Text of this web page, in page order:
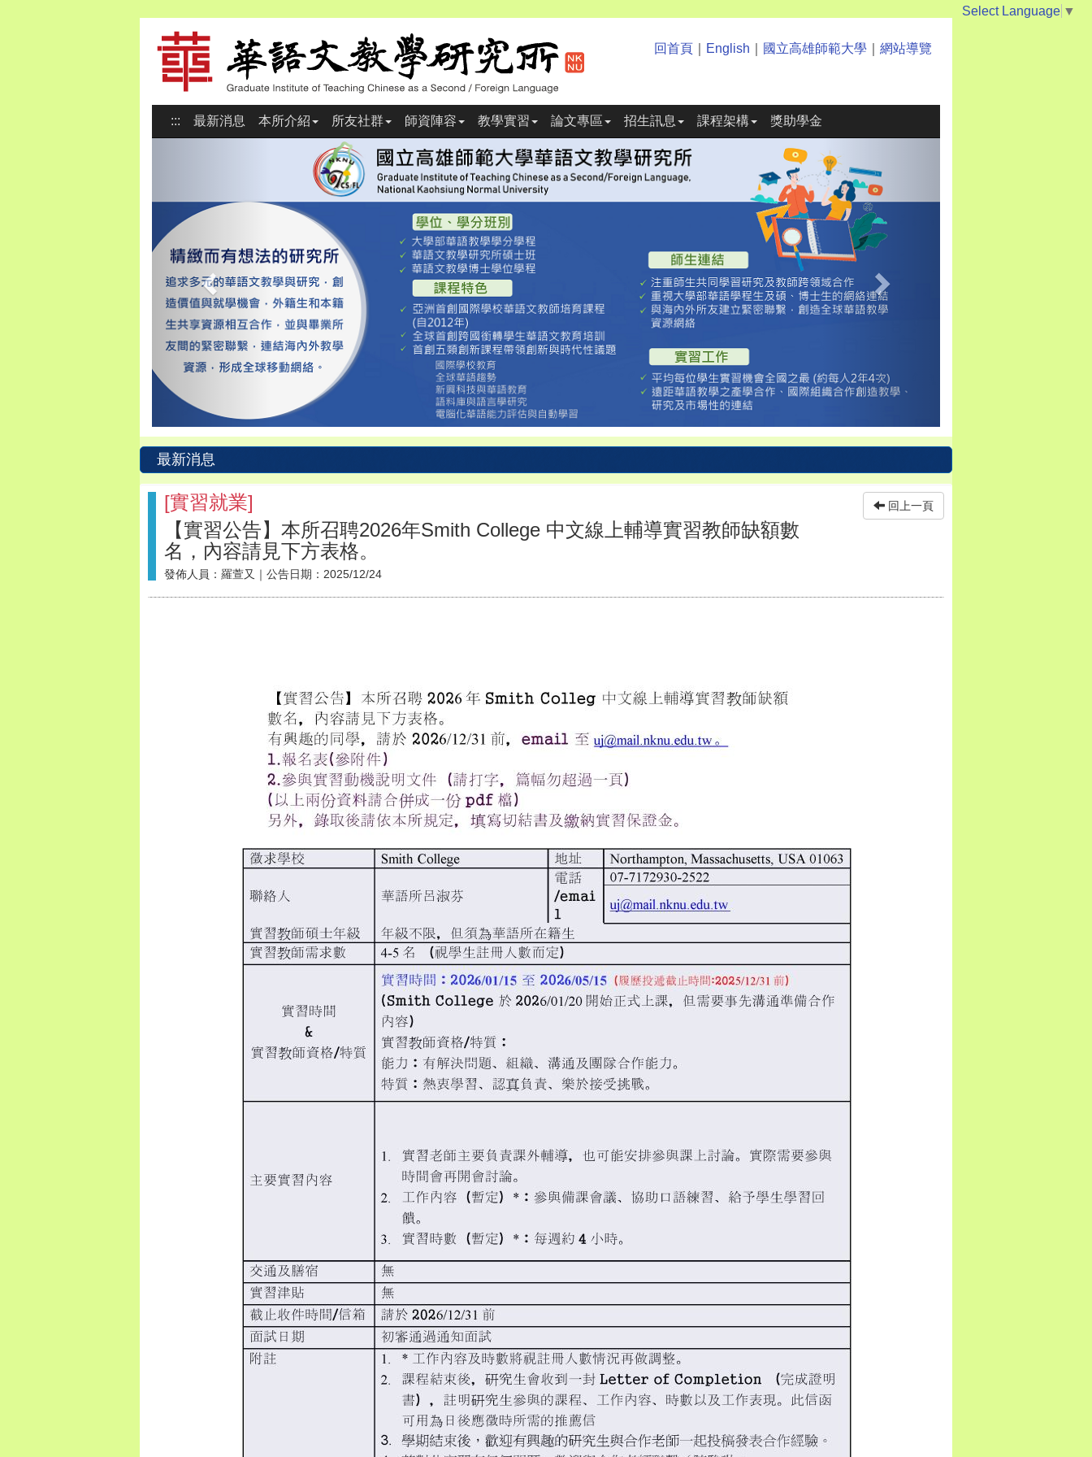
Select Language ▼
回首頁 English 國立高雄師範大學 網站導覽
::: 最新消息 本所介紹 所友社群 師資陣容 教學實習 論文專區 招生訊息 課程架構 獎助學金
最新消息
[實習就業]
【實習公告】本所召聘2026年Smith College 中文線上輔導實習教師缺額數
名，內容請見下方表格。
發佈人員： 羅萱又 ｜公告日期： 2025/12/24
回上一頁